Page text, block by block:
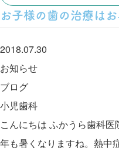
お子様の歯の治療は
2018.07.30
お知らせ
ブログ
小児歯科
こんにちは ふかうら歯科
年も暑くなりますね。熱中